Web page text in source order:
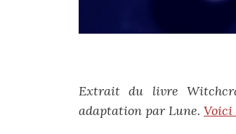
Extrait du livre
adaptation par Lune. Voici